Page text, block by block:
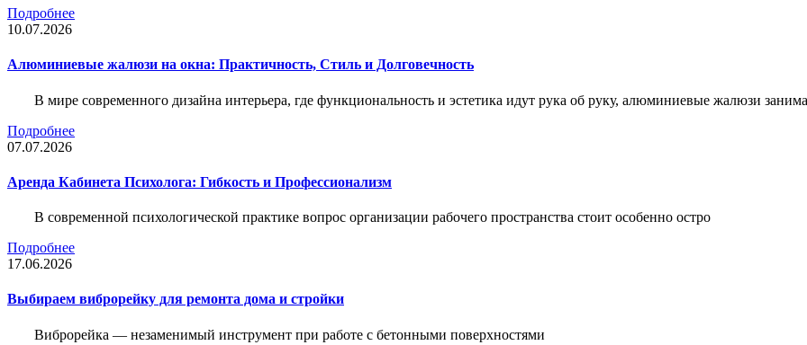
Подробнее
10.07.2026
Алюминиевые жалюзи на окна: Практичность, Стиль и Долговечность
В мире современного дизайна интерьера, где функциональность и эстетика идут рука об руку, алюминиевые жалюзи
Подробнее
07.07.2026
Аренда Кабинета Психолога: Гибкость и Профессионализм
В современной психологической практике вопрос организации рабочего пространства стоит особенно остро
Подробнее
17.06.2026
Выбираем виброрейку для ремонта дома и стройки
Виброрейка — незаменимый инструмент при работе с бетонными поверхностями